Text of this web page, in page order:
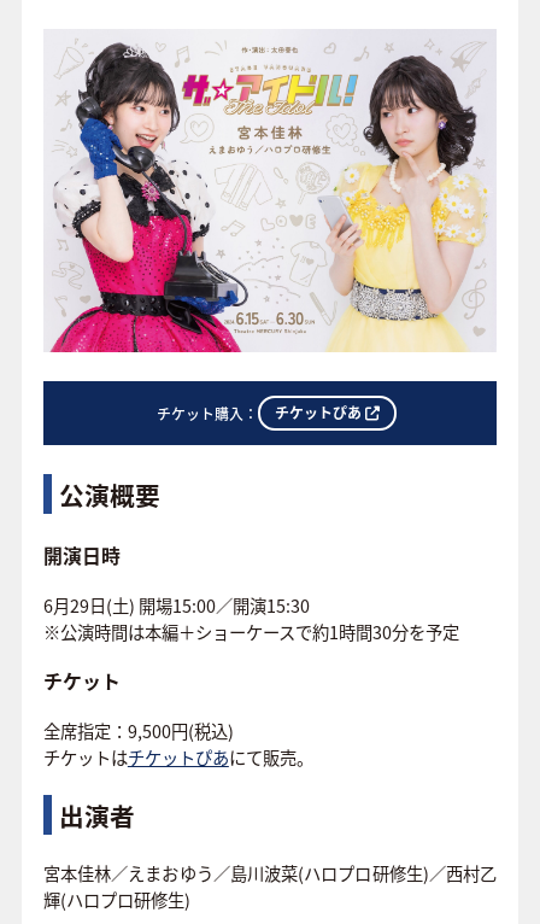
k
チケット購入： チケットぴあ
公演概要
開演日時
6月29日(土) 開場15:00／開演15:30
※公演時間は本編＋ショーケースで約1時間30分を予定
チケット
全席指定：9,500円(税込)
チケットはチケットぴあにて販売。
出演者
宮本佳林／えまおゆう／島川波菜(ハロプロ研修生)／西村乙
輝(ハロプロ研修生)